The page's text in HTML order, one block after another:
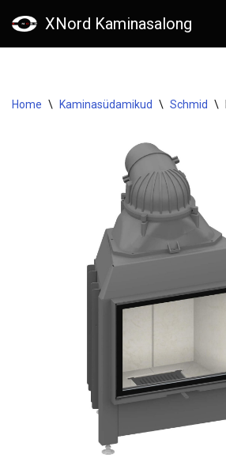
XNord Kaminasalong
Home \ Kaminasüdamikud \ Schmid \